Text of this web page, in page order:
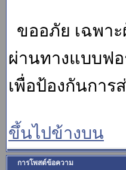
ขออภัย เฉพา
ผ่านทางแบบฟ
เพื่อป้องกันการ
ขึ้นไปข้างบน
การโพสต์ข้อความ